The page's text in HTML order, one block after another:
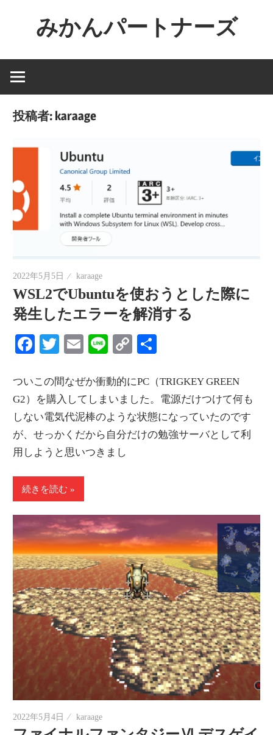
ン
へ
みかんパートナーズ
ー
ジ
ン
に
立
た
情
報
を
世
界
発
信
投稿者: karaage
2022年5月5日 karaage
WSL2でUbuntuを使おうとした際に
発生したエラーを解消する
Facebook
Twitter
EmailLineCopy
ついこの間なぜか衝動的にPC（TRIGKEY GREEN
G2）を購入してしまいました。電源だけつけて何も
しない電気代泥棒のような状態になっていたのです
が、せっかくだから自分だけの勉強サーバとして利
用しようと思いつきまし
続きを読む
2022年5月4日 karaage